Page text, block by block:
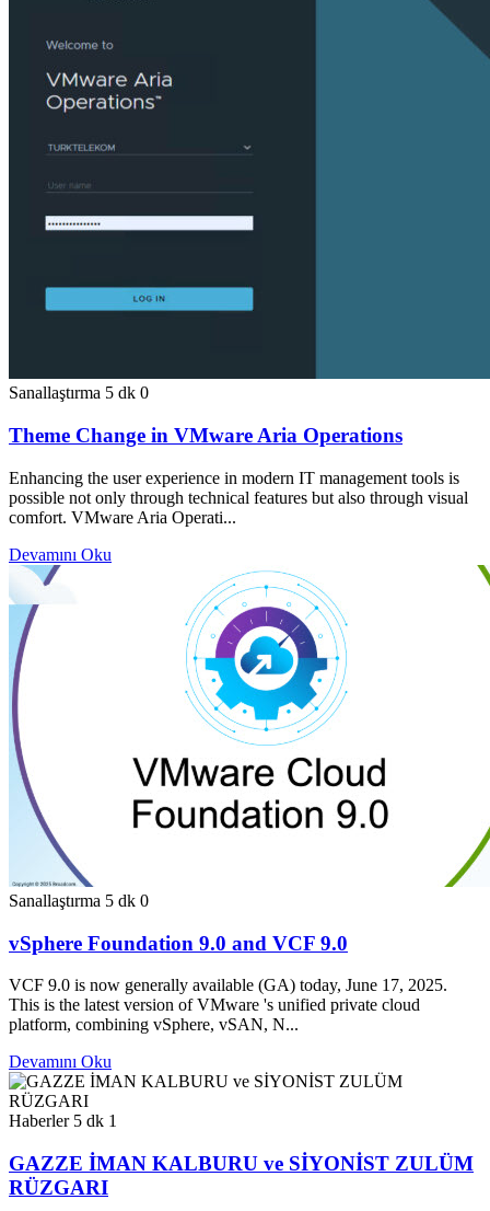
Sanallaştırma 5 dk 0
Theme Change in VMware Aria Operations
Enhancing the user experience in modern IT management tools is
possible not only through technical features but also through visual
comfort. VMware Aria Operati...
Devamını Oku
Sanallaştırma 5 dk 0
vSphere Foundation 9.0 and VCF 9.0
VCF 9.0 is now generally available (GA) today, June 17, 2025.
This is the latest version of VMware 's unified private cloud
platform, combining vSphere, vSAN, N...
Devamını Oku
Haberler 5 dk 1
GAZZE İMAN KALBURU ve SİYONİST ZULÜM
RÜZGARI